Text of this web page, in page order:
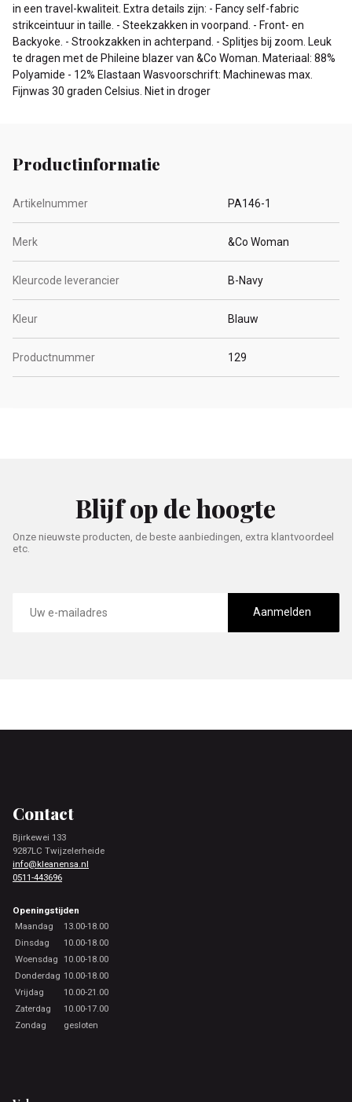
in een travel-kwaliteit. Extra details zijn: - Fancy self-fabric
strikceintuur in taille. - Steekzakken in voorpand. - Front- en
Backyoke. - Strookzakken in achterpand. - Splitjes bij zoom. Leuk
te dragen met de Phileine blazer van &Co Woman. Materiaal: 88%
Polyamide - 12% Elastaan Wasvoorschrift: Machinewas max.
Fijnwas 30 graden Celsius. Niet in droger
Productinformatie
Artikelnummer PA146-1
Merk &Co Woman
Kleurcode leverancier B-Navy
Kleur Blauw
Productnummer 129
Blijf op de hoogte
Onze nieuwste producten, de beste aanbiedingen, extra klantvoordeel
etc.
mailadres
Aanmelden
Contact
Bjirkewei 133
9287LC Twijzelerheide
info@kleanensa.nl
0511-443696
Openingstijden
Maandag
13.00-18.00
Dinsdag
10.00-18.00
Woensdag 10.00-18.00
Donderdag 10.00-18.00
Vrijdag
10.00-21.00
Zaterdag
10.00-17.00
Zondag
gesloten